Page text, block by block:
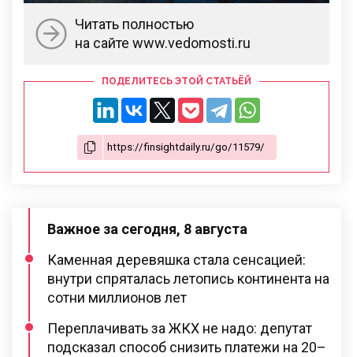
Читать полностью
на сайте www.vedomosti.ru
ПОДЕЛИТЕСЬ ЭТОЙ СТАТЬЁЙ
Важное за сегодня, 8 августа
Каменная деревяшка стала сенсацией:
внутри спряталась летопись континента на
сотни миллионов лет
Переплачивать за ЖКХ не надо: депутат
подсказал способ снизить платежи на 20–